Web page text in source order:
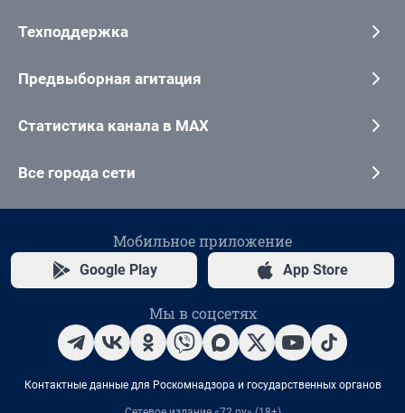
Техподдержка
Предвыборная агитация
Статистика канала в MAX
Все города сети
Мобильное приложение
Google Play App Store
Мы в соцсетях
Контактные данные для Роскомнадзора и государственных органов